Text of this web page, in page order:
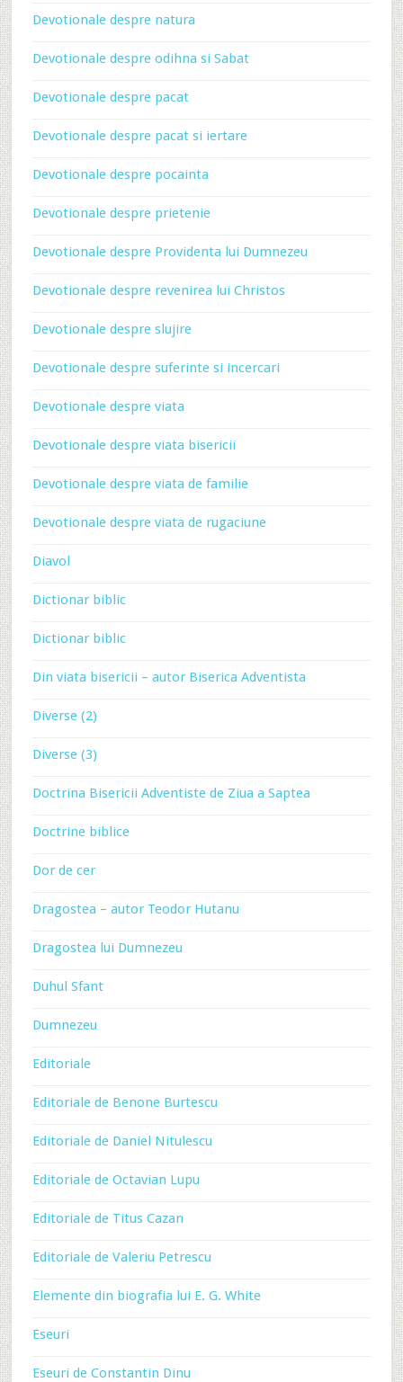
Devotionale despre natura
Devotionale despre odihna si Sabat
Devotionale despre pacat
Devotionale despre pacat si iertare
Devotionale despre pocainta
Devotionale despre prietenie
Devotionale despre Providenta lui Dumnezeu
Devotionale despre revenirea lui Christos
Devotionale despre slujire
Devotionale despre suferinte si incercari
Devotionale despre viata
Devotionale despre viata bisericii
Devotionale despre viata de familie
Devotionale despre viata de rugaciune
Diavol
Dictionar biblic
Dictionar biblic
Din viata bisericii – autor Biserica Adventista
Diverse (2)
Diverse (3)
Doctrina Bisericii Adventiste de Ziua a Saptea
Doctrine biblice
Dor de cer
Dragostea – autor Teodor Hutanu
Dragostea lui Dumnezeu
Duhul Sfant
Dumnezeu
Editoriale
Editoriale de Benone Burtescu
Editoriale de Daniel Nitulescu
Editoriale de Octavian Lupu
Editoriale de Titus Cazan
Editoriale de Valeriu Petrescu
Elemente din biografia lui E. G. White
Eseuri
Eseuri de Constantin Dinu